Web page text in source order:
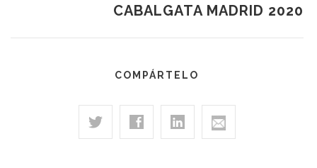
CABALGATA MADRID 2020
COMPÁRTELO